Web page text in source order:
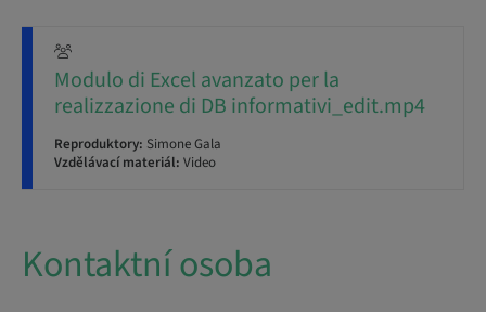
Modulo di Excel avanzato per la
realizzazione di DB informativi_edit.mp4
Reproduktory: Simone Gala
Vzdělávací materiál: Video
Kontaktní osoba